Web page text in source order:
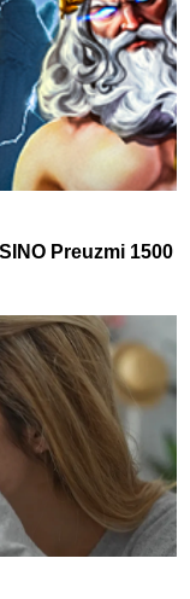
Preuzmi 1500